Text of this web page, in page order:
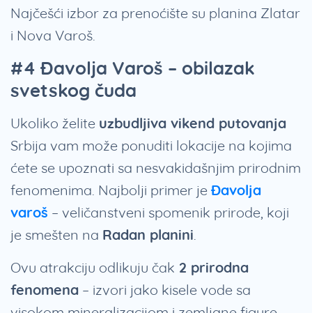
Najčešći izbor za prenoćište su planina Zlatar
i Nova Varoš.
#4 Đavolja Varoš – obilazak
svetskog čuda
Ukoliko želite uzbudljiva vikend putovanja
Srbija vam može ponuditi lokacije na kojima
ćete se upoznati sa nesvakidašnjim prirodnim
fenomenima. Najbolji primer je Đavolja
varoš – veličanstveni spomenik prirode, koji
je smešten na Radan planini
Ovu atrakciju odlikuju čak 2 prirodna
fenomena – izvori jako kisele vode sa